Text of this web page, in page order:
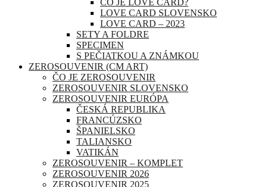
ČO JE LOVE CARD?
LOVE CARD SLOVENSKO
LOVE CARD – 2023
SETY A FOLDRE
SPECIMEN
S PEČIATKOU A ZNÁMKOU
ZEROSOUVENIR (CM ART)
ČO JE ZEROSOUVENIR
ZEROSOUVENIR SLOVENSKO
ZEROSOUVENIR EURÓPA
ČESKÁ REPUBLIKA
FRANCÚZSKO
ŠPANIELSKO
TALIANSKO
VATIKÁN
ZEROSOUVENIR – KOMPLET
ZEROSOUVENIR 2026
ZEROSOUVENIR 2025